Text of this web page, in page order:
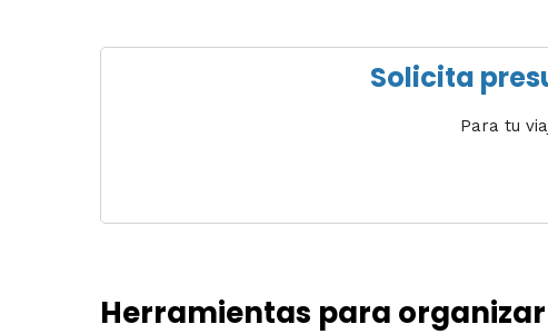
Solicita
Para tu
Herramientas para